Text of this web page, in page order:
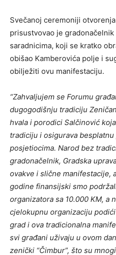
Svečanoj ceremoniji otvorenja
prisustvovao je gradonačelnik
saradnicima, koji se kratko
obišao Kamberovića polje i
obilježiti ovu manifestaciju.
“Zahvaljujem se Forumu
dugogodišnju tradiciju
hvala i porodici Salčinović
tradiciju i osigurava
posjetiocima. Narod bez
gradonačelnik, Gradska
ovakve i slične manifestacije,
godine finansijski smo
organizatora sa 10.000 KM, a
cjelokupnu organizaciju
grad i ova tradicionalna
svi građani uživaju u ovom
zenički “Čimbur”, što su